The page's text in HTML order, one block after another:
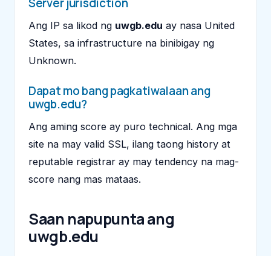
Ang IP sa likod ng uwgb.edu ay nasa United
States, sa infrastructure na binibigay ng
Unknown.
Dapat mo bang pagkatiwalaan ang
uwgb.edu?
Ang aming score ay puro technical. Ang mga
site na may valid SSL, ilang taong history at
reputable registrar ay may tendency na mag-
score nang mas mataas.
Saan napupunta ang
uwgb.edu